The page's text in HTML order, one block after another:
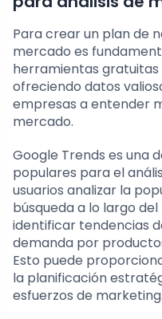
Para crear un plan de
mercado es
herramientas
ofreciendo datos
empresas a entender
mercado.
Google Trends es una
populares para el
usuarios analizar la
búsqueda a lo largo
identificar tendencias
demanda por
Esto puede
la planificación
esfuerzos de marketing.